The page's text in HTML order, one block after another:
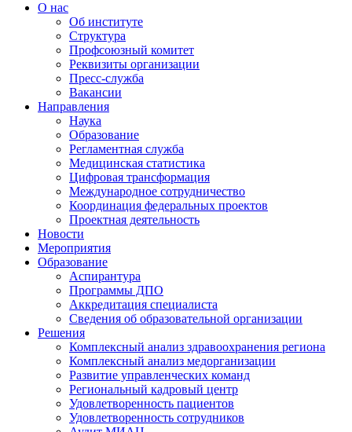
О нас
Об институте
Структура
Профсоюзный комитет
Реквизиты организации
Пресс-служба
Вакансии
Направления
Наука
Образование
Регламентная служба
Медицинская статистика
Цифровая трансформация
Международное сотрудничество
Координация федеральных проектов
Проектная деятельность
Новости
Мероприятия
Образование
Аспирантура
Программы ДПО
Аккредитация специалиста
Сведения об образовательной организации
Решения
Комплексный анализ здравоохранения региона
Комплексный анализ медорганизации
Развитие управленческих команд
Региональный кадровый центр
Удовлетворенность пациентов
Удовлетворенность сотрудников